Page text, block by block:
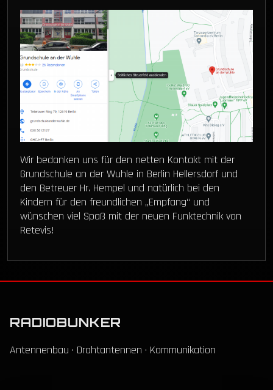
Wir bedanken uns für den netten Kontakt mit der
Grundschule an der Wuhle in Berlin Hellersdorf und
den Betreuer Hr. Hempel und natürlich bei den
Kindern für den freundlichen „Empfang“ und
wünschen viel Spaß mit der neuen Funktechnik von
Retevis!
RADIOBUNKER
Antennenbau · Drahtantennen · Kommunikation